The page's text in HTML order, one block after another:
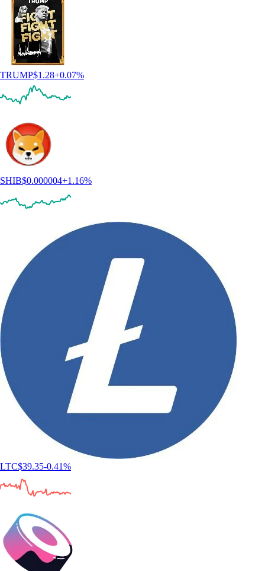
TRUMP$1.28+0.07%
SHIB$0.000004+1.16%
LTC$39.35-0.41%